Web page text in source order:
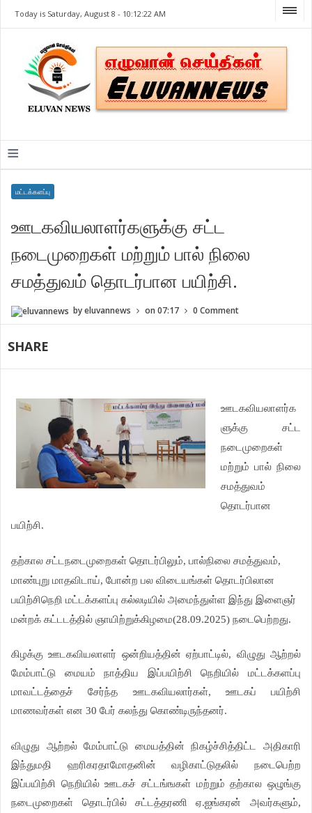
Today is Saturday, August 8 - 10:12:22 AM
≡
மட்டக்களப்பு
ஊடகவியலாளர்களுக்கு சட்ட
நடைமுறைகள் மற்றும் பால் நிலை
சமத்துவம் தொடர்பான பயிற்சி.
byeluvannews on07:17 0 Comment
SHARE
ஊடகவியலாளர்க
ளுக்கு சட்ட
நடைமுறைகள்
மற்றும் பால் நிலை
சமத்துவம்
தொடர்பான
பயிற்சி.
தற்கால சட்டநடைமுறைகள் தொடர்பிலும், பால்நிலை சமத்துவம்,
மாண்புறு மாதவிடாய், போன்ற பல விடையங்கள் தொடர்பிலான
பயிற்சிநெறி மட்டக்களப்பு கல்லடியில் அமைந்துள்ள இந்து இளைஞர்
மன்றக் கட்டடத்தில் ஞாயிற்றுக்கிழமை(28.09.2025) நடைபெற்றது.
கிழக்கு ஊடகவியலாளர் ஒன்றியத்தின் ஏற்பாட்டில், விழுது ஆற்றல்
மேம்பாட்டு மையம் நாத்திய இப்பயிற்சி நெறியில் மட்டக்களப்பு
மாவட்டத்தைச் சேர்ந்த ஊடகவியலார்கள், ஊடகப் பயிற்சி
மாணவர்கள் என 30 பேர் கலந்து கொண்டிருந்தனர்.
விழுது ஆற்றல் மேம்பாட்டு மையத்தின் நிகழ்ச்சித்திட்ட அதிகாரி
இந்துமதி ஹரிகரதாமோதனின் வழிகாட்டுதலில் நடைபெற்ற
இப்பயிற்சி நெறியில் ஊடகச் சட்டங்ஙகள் மற்றும் தற்கால ஒழுங்கு
நடைமுறைகள் தொடர்பில் சட்டத்தரணி ஏ.ஐங்கரன் அவர்களும்,